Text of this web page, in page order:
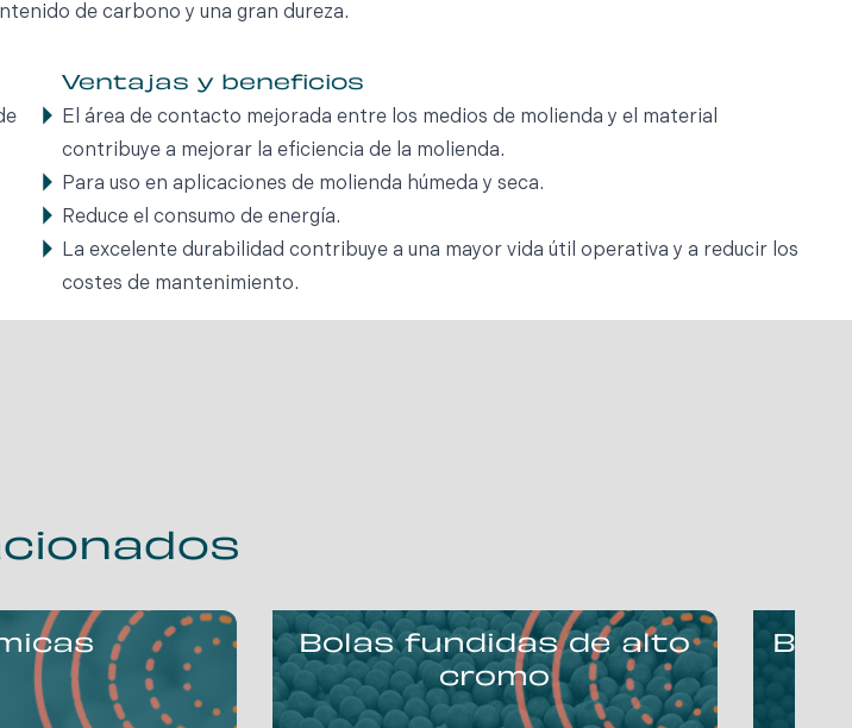
de carbono y una gran dureza.
Ventajas y beneficios
El área de contacto mejorada entre los medios de molienda y el material
contribuye a mejorar la eficiencia de la molienda.
Para uso en aplicaciones de molienda húmeda y seca.
Reduce el consumo de energía.
La excelente durabilidad contribuye a una mayor vida útil operativa y a reducir los
costes de mantenimiento.
Bolas fundidas de alto
cromo